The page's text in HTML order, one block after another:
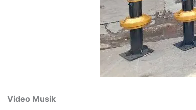
Video Musik